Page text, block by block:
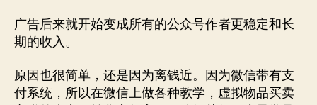
广告后来就开始变成所有的公众号作者更稳定和长
期的收入。
原因也很简单，还是因为离钱近。因为微信带有支
付系统，所以在微信上做各种教学，虚拟物品买卖